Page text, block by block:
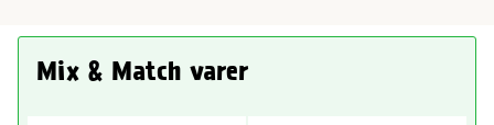
Mix & Match varer